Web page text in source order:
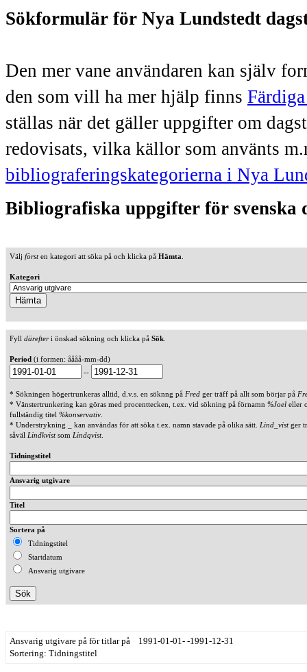
Sökformulär för Nya Lundstedt
Den mer vane användaren kan själv
den som vill ha mer hjälp finns
ställas när det gäller uppgifter om
redovisats, vilka källor som använts
bibliograferingskategorierna i Nya
Bibliografiska uppgifter för svenska
Välj försten kategori att söka på och klicka på Hämta
Kategori
Fyll därefteri önskad sökning och klicka på Sök
Period (i formen: åååå-mm-dd)
--
* Sökningen högertrunkeras alltid, d.v.s. en söknng på Fred ger träff på allt som börjar på
* Vänstertrunkering kan göras med procenttecken, t.ex. vid sökning på förnamn %Joel eller
fullständig titel %konservativ
* Understrykning _ kan användas för att söka t.ex. namn stavade på olika sätt. Lind_vistger
såväl Lindkvistsom Lindqvist.
Tidningstitel
Ansvarig utgivare
Titel
Sortera på
Tidningstitel
Startdatum
Ansvarig utgivare
Ansvarig utgivare på för titlar på 1991-01-01- -1991-12-31
Sortering: Tidningstitel